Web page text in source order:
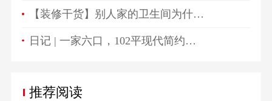
【装修干货】别人家的卫生间为什么总是这么好看？
日记 | 一家六口，102平现代简约高颜值生活空间！
推荐阅读